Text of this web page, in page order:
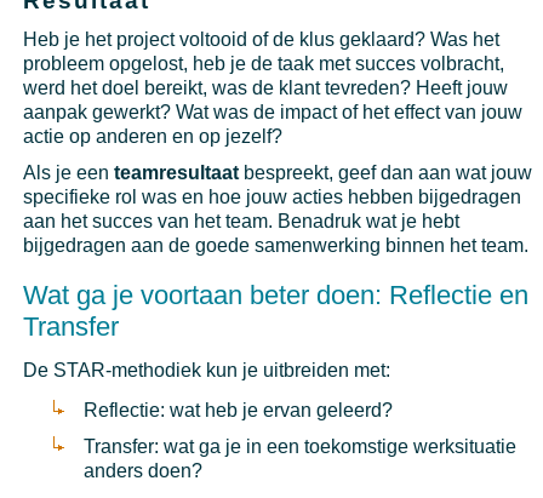
Heb je het project voltooid of de klus geklaard? Was het
probleem opgelost, heb je de taak met succes volbracht,
werd het doel bereikt, was de klant tevreden? Heeft jouw
aanpak gewerkt? Wat was de impact of het effect van jouw
actie op anderen en op jezelf?
Als je eenteamresultaat bespreekt, geef dan aan wat jouw
specifieke rol was en hoe jouw acties hebben bijgedragen
aan het succes van het team. Benadruk wat je hebt
bijgedragen aan de goede samenwerking binnen het team.
Wat ga je voortaan beter doen: Reflectie en
Transfer
De STAR-methodiek kun je uitbreiden met:
Reflectie: wat heb je ervan geleerd?
Transfer: wat ga je in een toekomstige werksituatie
anders doen?